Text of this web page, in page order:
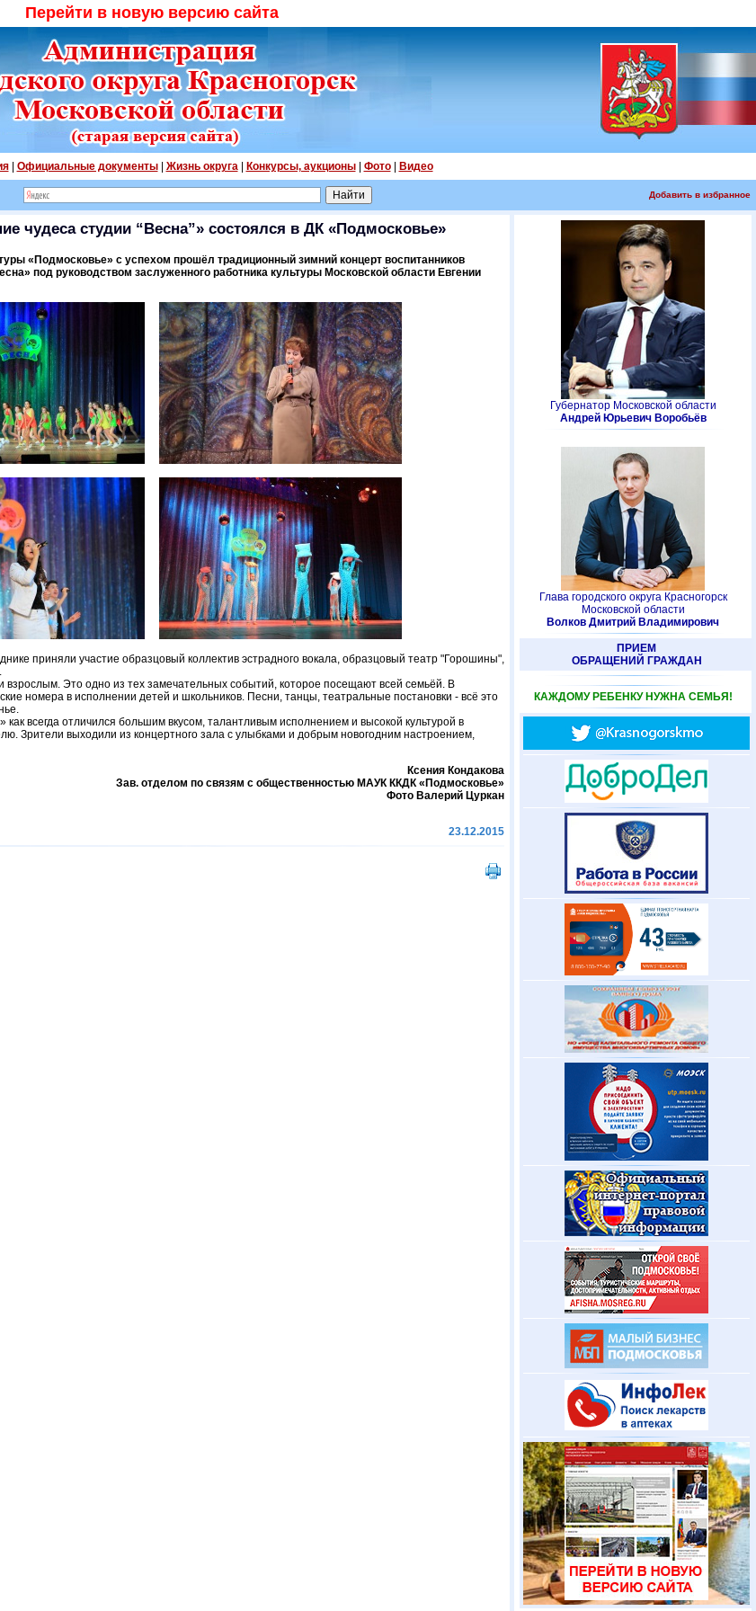
Перейти в новую версию сайта
| Официальные документы| Жизнь округа| Конкурсы, аукционы| Фото| Видео
Добавить в избранное
чудеса студии “Весна”» состоялся в ДК «Подмосковье»
«Подмосковье» с успехом прошёл традиционный зимний концерт воспитанников
под руководством заслуженного работника культуры Московской области Евгении
приняли участие образцовый коллектив эстрадного вокала, образцовый театр "Горошины",
взрослым. Это одно из тех замечательных событий, которое посещают всей семьёй. В
номера в исполнении детей и школьников. Песни, танцы, театральные постановки - всё это
как всегда отличился большим вкусом, талантливым исполнением и высокой культурой в
Зрители выходили из концертного зала с улыбками и добрым новогодним настроением,
Ксения Кондакова
Зав. отделом по связям с общественностью МАУК ККДК «Подмосковье»
Фото Валерий Цуркан
23.12.2015
Губернатор Московской области
Андрей Юрьевич Воробьёв
Глава городского округа Красногорск
Московской области
Волков Дмитрий Владимирович
ПРИЕМ
ОБРАЩЕНИЙ ГРАЖДАН
КАЖДОМУ РЕБЕНКУ НУЖНА СЕМЬЯ!